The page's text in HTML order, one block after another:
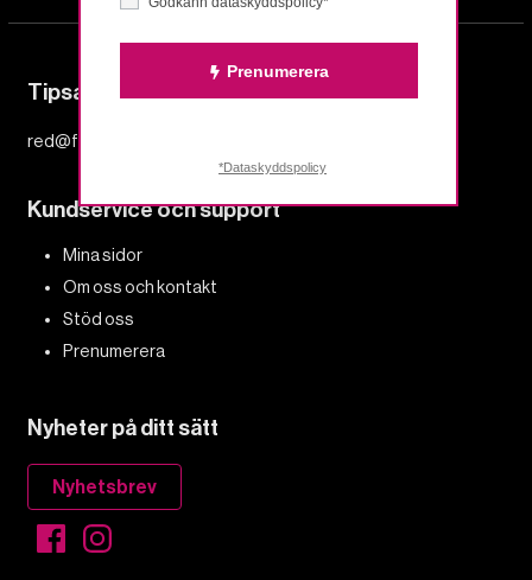
Tipsa redaktionen
red@fempers.se
Kundservice och support
Mina sidor
Om oss och kontakt
Stöd oss
Prenumerera
Nyheter på ditt sätt
Nyhetsbrev
Prenumerera
*Dataskyddspolicy